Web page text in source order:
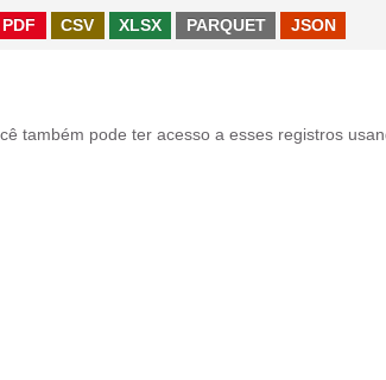
PDF CSV XLSX PARQUET JSON
também pode ter acesso a esses registros